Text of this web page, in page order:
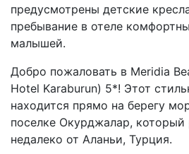
предусмотрены детские
пребывание в отеле
малышей.
Добро пожаловать в Meridia
Hotel Karaburun) 5*! Этот
находится прямо на берегу
поселке Окурджалар, который
недалеко от Аланьи, Турция.